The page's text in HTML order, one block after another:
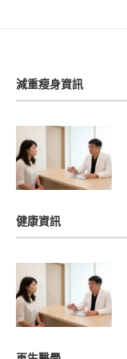
減重瘦身資訊
健康資訊